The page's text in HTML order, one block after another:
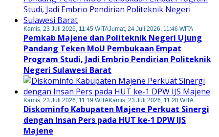
Kamis, 23 Juli 2026, 11:45 WITAJumat, 24 Juli 2026, 11:46 WITA
Pemkab Majene dan Politeknik Negeri Ujung
Pandang Teken MoU Pembukaan Empat
Program Studi, Jadi Embrio Pendirian Politeknik
Negeri Sulawesi Barat
Kamis, 23 Juli 2026, 11:19 WITAKamis, 23 Juli 2026, 11:20 WITA
Diskominfo Kabupaten Majene Perkuat Sinergi
dengan Insan Pers pada HUT ke-1 DPW IJS
Majene